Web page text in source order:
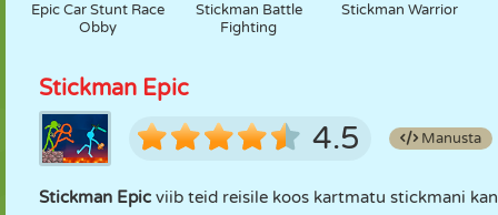
Epic Car Stunt Race
Obby
Stickman Battle
Fighting
Stickman Warrior
Stickman Epic
4.5 Manusta
Stickman Epic viib teid reisile koos kartmatu stickmani